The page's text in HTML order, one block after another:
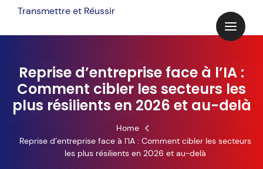
content
Transmettre et Réussir
Reprise d’entreprise face à l’IA :
Comment cibler les secteurs les
plus résilients en 2026 et au-delà
Home
Reprise d’entreprise face à l’IA : Comment cibler les secteurs
les plus résilients en 2026 et au-delà